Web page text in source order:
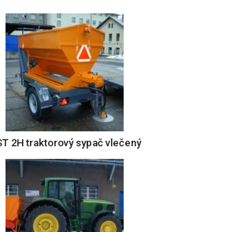
2H traktorový sypač vlečený